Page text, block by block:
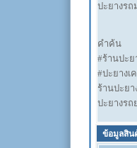
ปะยางร
คำค้น
#ร้านปะ
#ปะยางเ
ร้านปะยา
ปะยางรถ
ข้อมูลสิน